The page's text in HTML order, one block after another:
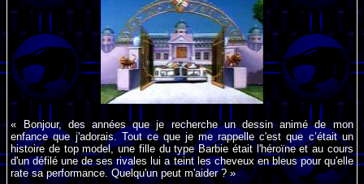
« Bonjour, des années que je recherche un dessin animé de mon
enfance que j'adorais. Tout ce que je me rappelle c'est que c’était un
histoire de top model, une fille du type Barbie était l'héroïne et au cours
d'un défilé une de ses rivales lui a teint les cheveux en bleus pour qu'elle
rate sa performance. Quelqu'un peut m'aider ? »